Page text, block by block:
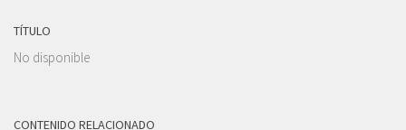
TÍTULO
No disponible
CONTENIDO RELACIONADO
regalos para